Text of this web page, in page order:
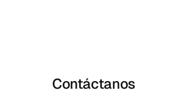
Contáctanos